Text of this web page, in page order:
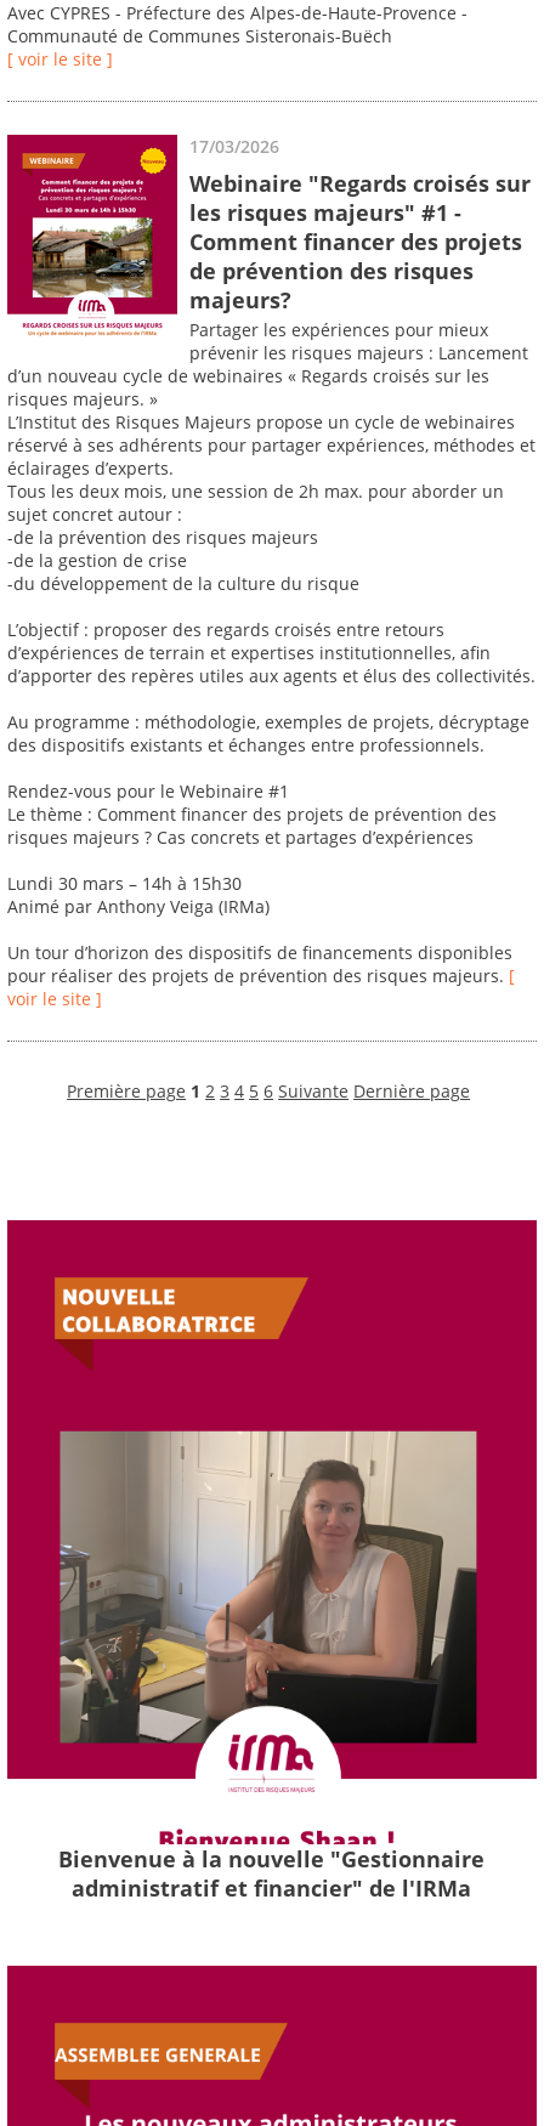
Avec CYPRES - Préfecture des Alpes-de-Haute-Provence -
Communauté de Communes Sisteronais-Buëch
[ voir le site ]
17/03/2026
Webinaire "Regards croisés sur
les risques majeurs" #1 -
Comment financer des projets
de prévention des risques
majeurs?
Partager les expériences pour mieux
prévenir les risques majeurs : Lancement
d’un nouveau cycle de webinaires « Regards croisés sur les
risques majeurs. »
L’Institut des Risques Majeurs propose un cycle de webinaires
réservé à ses adhérents pour partager expériences, méthodes et
éclairages d’experts.
Tous les deux mois, une session de 2h max. pour aborder un
sujet concret autour :
-de la prévention des risques majeurs
-de la gestion de crise
-du développement de la culture du risque
L’objectif : proposer des regards croisés entre retours
d’expériences de terrain et expertises institutionnelles, afin
d’apporter des repères utiles aux agents et élus des collectivités.
Au programme : méthodologie, exemples de projets, décryptage
des dispositifs existants et échanges entre professionnels.
Rendez-vous pour le Webinaire #1
Le thème : Comment financer des projets de prévention des
risques majeurs ? Cas concrets et partages d’expériences
Lundi 30 mars – 14h à 15h30
Animé par Anthony Veiga (IRMa)
Un tour d’horizon des dispositifs de financements disponibles
pour réaliser des projets de prévention des risques majeurs. [
voir le site ]
Première page 1 2 3 4 5 6 Suivante Dernière page
Bienvenue à la nouvelle "Gestionnaire
administratif et financier" de l'IRMa